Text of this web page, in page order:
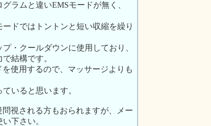
ラムと違いEMSモードが無く、
ドではトントンと短い収縮を繰り
・クールダウンに使用しており、
結構です。
使用するので、マッサージよりも
いると思います。
視される方もおられますが、メー
下さい。